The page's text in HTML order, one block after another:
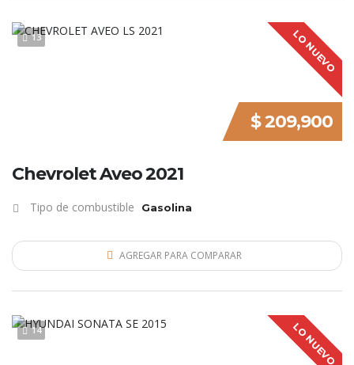
13 LO NUEVO
$ 209,900
Chevrolet Aveo 2021
Tipo de combustible Gasolina
AGREGAR PARA COMPARAR
14 LO NUEVO